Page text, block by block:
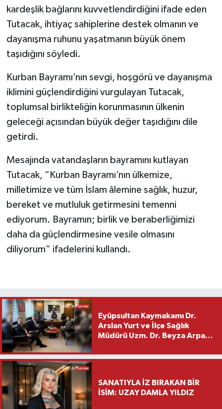
kardeşlik bağlarını kuvvetlendirdiğini ifade eden
Tutacak, ihtiyaç sahiplerine destek olmanın ve
dayanışma ruhunu yaşatmanın büyük önem
taşıdığını söyledi.
Kurban Bayramı’nın sevgi, hoşgörü ve dayanışma
iklimini güçlendirdiğini vurgulayan Tutacak,
toplumsal birlikteliğin korunmasının ülkenin
geleceği açısından büyük değer taşıdığını dile
getirdi.
Mesajında vatandaşların bayramını kutlayan
Tutacak, “Kurban Bayramı’nın ülkemize,
milletimize ve tüm İslam âlemine sağlık, huzur,
bereket ve mutluluk getirmesini temenni
ediyorum. Bayramın; birlik ve beraberliğimizi
daha da güçlendirmesine vesile olmasını
diliyorum” ifadelerini kullandı.
Eyüpsultan Kaymakamı Dr.
Arslan Yurt ve İlçe Sağlık
Müdürü Uzm. Dr. Beyza Arpacı
Ziyareti
SANATIYLA İZ BIRAKAN BİR
İSİM: UZAY DAMLA YILDIZ